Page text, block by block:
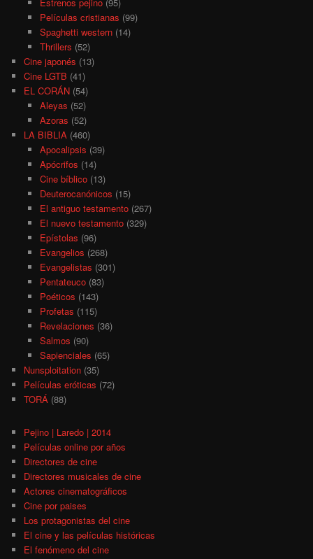
Películas cristianas (99)
Spaghetti western(14)
Thrillers (52)
Cine japonés (13)
Cine LGTB (41)
EL CORÁN (54)
Aleyas (52)
Azoras (52)
LA BIBLIA (460)
Apocalipsis (39)
Apócrifos (14)
Cine bíblico(13)
Deuterocanónicos (15)
El antiguo testamento(267)
El nuevo testamento(329)
Epístolas (96)
Evangelios (268)
Evangelistas (301)
Pentateuco(83)
Poéticos (143)
Profetas (115)
Revelaciones (36)
Salmos (90)
Sapienciales (65)
Nunsploitation (35)
Películas eróticas (72)
TORÁ (88)
Pejino | Laredo | 2014
Películas online por años
Directores de cine
Directores musicales de cine
Actores cinematográficos
Cine por paises
Los protagonistas del cine
El cine y las películas históricas
El fenómeno del cine